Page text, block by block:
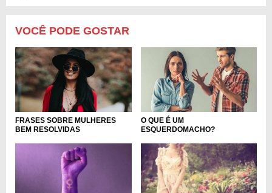
VOCÊ PODE GOSTAR
FRASES SOBRE MULHERES
BEM RESOLVIDAS
O QUE É UM
ESQUERDOMACHO?